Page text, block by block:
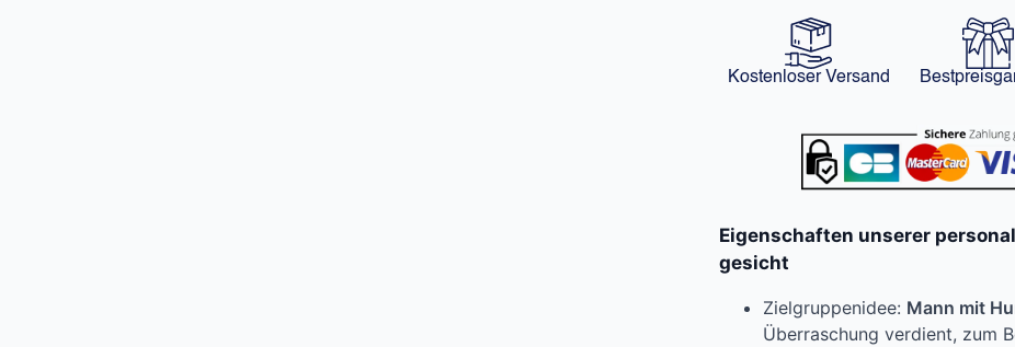
Kostenloser Versand
Eigenschaften unserer
gesicht
Zielgruppenidee: Mann mit
Überraschung verdient, zum